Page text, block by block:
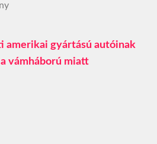
amerikai gyártású autóinak
vámháború miatt